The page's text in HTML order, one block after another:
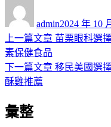
admin佈
日
2024 年 10
文
章
導
覽
上一篇文章 上
篇
苗栗眼科選
素保健食品
下一篇文章 下
移民美國選
酥雞推薦
彙整